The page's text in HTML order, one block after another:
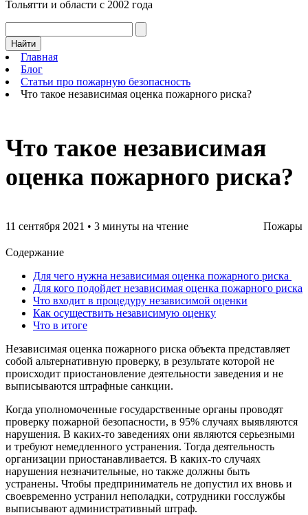
Тольятти и области с 2002 года
Найти
Главная
Блог
Статьи про пожарную безопасность
Что такое независимая оценка пожарного риска?
Что такое независимая
оценка пожарного риска?
11 сентября 2021 • 3 минуты на чтение Пожары
Содержание
Для чего нужна независимая оценка пожарного риска
Для кого подойдет независимая оценка пожарного риска
Что входит в процедуру независимой оценки
Как осуществить независимую оценку
Что в итоге
Независимая оценка пожарного риска объекта представляет
собой альтернативную проверку, в результате которой не
происходит приостановление деятельности заведения и не
выписываются штрафные санкции.
Когда уполномоченные государственные органы проводят
проверку пожарной безопасности, в 95% случаях выявляются
нарушения. В каких-то заведениях они являются серьезными
и требуют немедленного устранения. Тогда деятельность
организации приостанавливается. В каких-то случаях
нарушения незначительные, но также должны быть
устранены. Чтобы предприниматель не допустил их вновь и
своевременно устранил неполадки, сотрудники госслужбы
выписывают административный штраф.